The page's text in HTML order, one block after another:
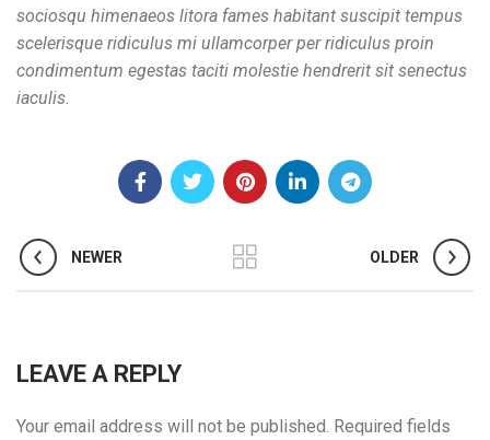
sociosqu himenaeos litora fames habitant suscipit tempus
scelerisque ridiculus mi ullamcorper per ridiculus proin
condimentum egestas taciti molestie hendrerit sit senectus
iaculis.
NEWER OLDER
LEAVE A REPLY
Your email address will not be published. Required fields